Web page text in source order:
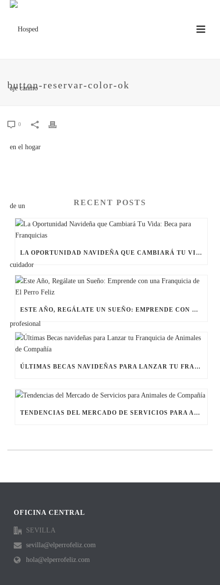
button-reservar-color-ok
0
RECENT POSTS
LA OPORTUNIDAD NAVIDEÑA QUE CAMBIARÁ TU VIDA: BECA PARA FRANQUICIAS
ESTE AÑO, REGÁLATE UN SUEÑO: EMPRENDE CON UNA FRANQUICIA DE EL PERRO FELIZ
ÚLTIMAS BECAS NAVIDEÑAS PARA LANZAR TU FRANQUICIA DE ANIMALES DE COMPAÑÍA
TENDENCIAS DEL MERCADO DE SERVICIOS PARA ANIMALES DE COMPAÑÍA
OFICINA CENTRAL
SEVILLA
sevilla@elperrofeliz.com
hola@elperrofeliz.com